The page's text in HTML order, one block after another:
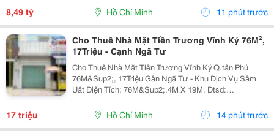
Đủ. Diện Tích: 4M &Times; 20M Nhà...
8,49 tỷ Hồ Chí Minh 11 phút trước
Cho Thuê Nhà Mặt Tiền Trương Vĩnh Ký 76M²,
17Triệu - Cạnh Ngã Tư
Cho Thuê Nhà Mặt Tiền Trương Vĩnh Ký Q.tân Phú
76M&Sup2;, 17Triệu Gần Ngã Tư - Khu Dịch Vụ Sầm
Uất Diện Tích: 76M&Sup2;,4M X 19M, Dtsd:
120M&Sup2;. Có Vỉa Hè 5M Rộng Rãi Kết Cấu 1 Trệt 1
Lửng, Nhà Còn Tốt, Sẵn Cửa Kính. Vừa Kinh Doanh
Vừa Ở Lại...
17 triệu Hồ Chí Minh 14 phút trước